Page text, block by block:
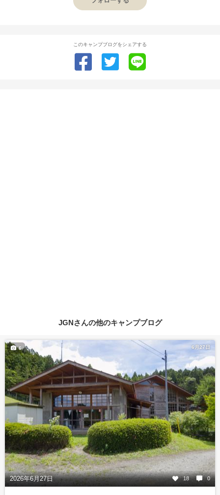
このキャンプブログをシェアする
JGNさんの他のキャンプブログ
6月27日
2026年6月27日 18 0
6